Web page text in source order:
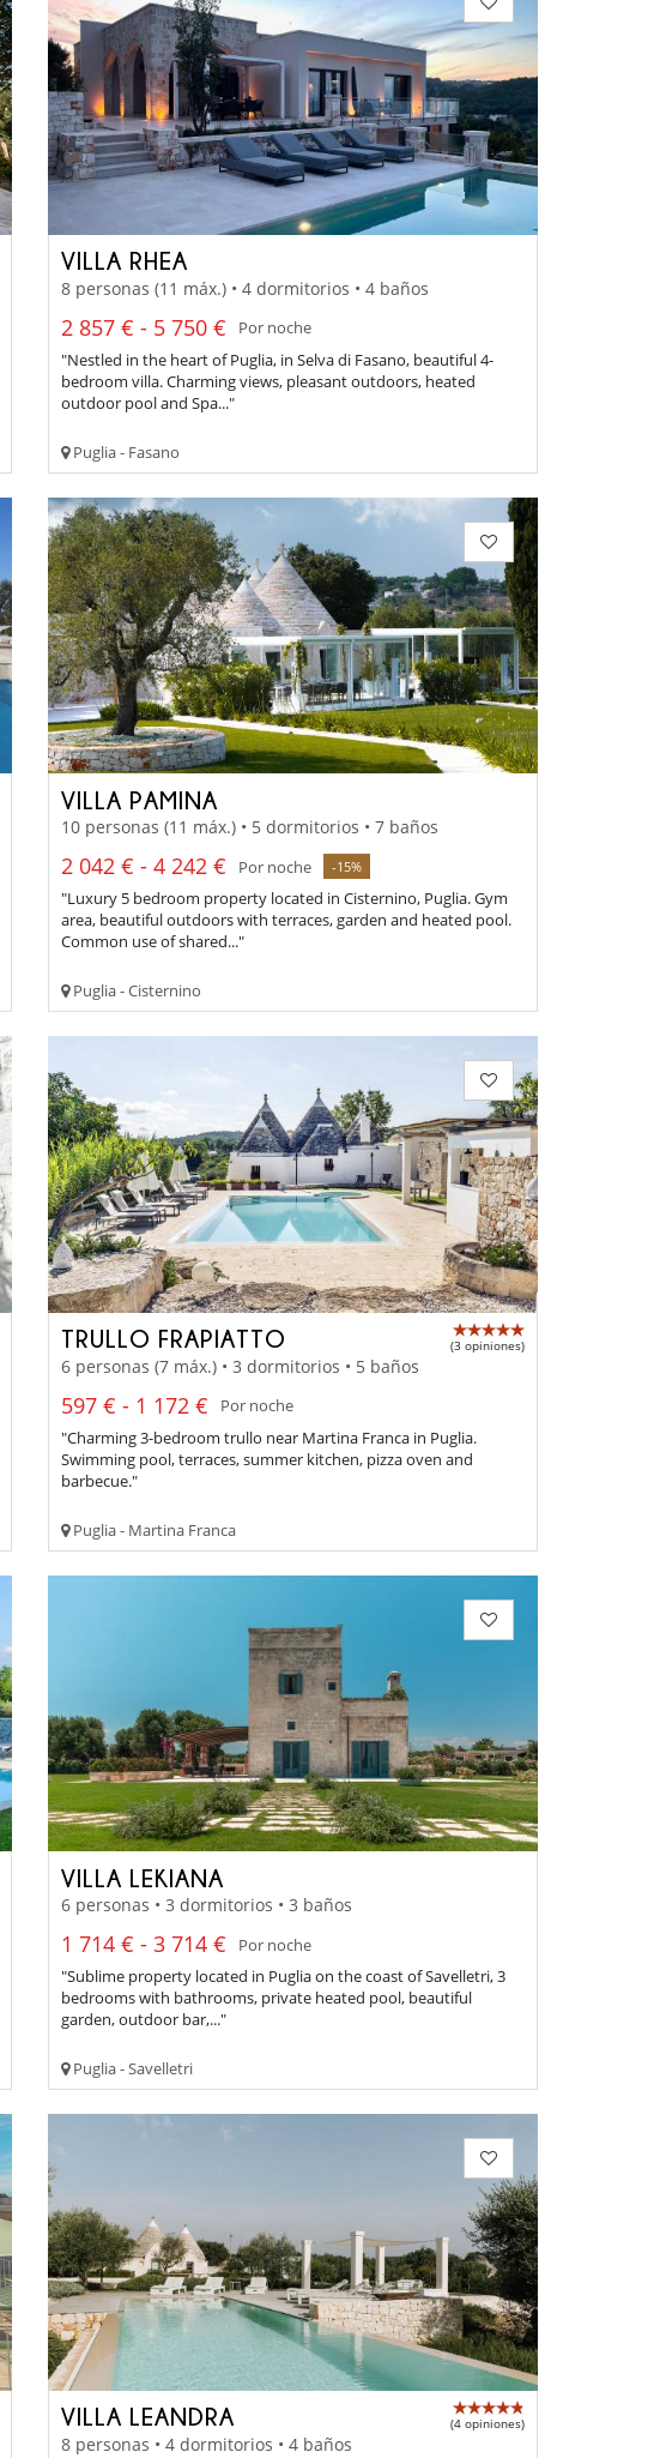
VILLA RHEA
8 personas (11 máx.) • 4 dormitorios • 4 baños
2 857 € - 5 750 €
Por noche
"Nestled in the heart of Puglia, in Selva di Fasano, beautiful 4-
bedroom villa. Charming views, pleasant outdoors, heated
outdoor pool and Spa..."
Puglia - Fasano
VILLA PAMINA
10 personas (11 máx.) • 5 dormitorios • 7 baños
2 042 € - 4 242 € Por noche -15%
"Luxury 5 bedroom property located in Cisternino, Puglia. Gym
area, beautiful outdoors with terraces, garden and heated pool.
Common use of shared..."
Puglia - Cisternino
TRULLO FRAPIATTO (3 opiniones)
6 personas (7 máx.) • 3 dormitorios • 5 baños
597 € - 1 172 €
Por noche
"Charming 3-bedroom trullo near Martina Franca in Puglia.
Swimming pool, terraces, summer kitchen, pizza oven and
barbecue."
Puglia - Martina Franca
VILLA LEKIANA
6 personas • 3 dormitorios • 3 baños
1 714 € - 3 714 €
Por noche
"Sublime property located in Puglia on the coast of Savelletri, 3
bedrooms with bathrooms, private heated pool, beautiful
garden, outdoor bar,..."
Puglia - Savelletri
VILLA LEANDRA (4 opiniones)
8 personas • 4 dormitorios • 4 baños